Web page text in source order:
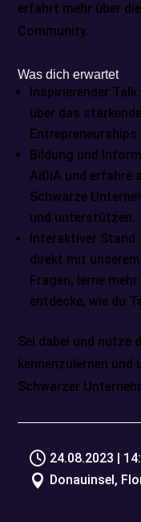
erfahrt mehr über
Community.
Was dich erwartet
Inspirierender
über das
Entrepreneurships
Bildung und
AiDiA und erfahre
Schwarze
und unterstützen.
Interaktiver Stand:
direkt mit
Fragen, lerne
entdecke, wie du
Sei dabei und nutze
kennenzulernen und
Schwarzer
 24.08.2023 |
 Donauinsel,